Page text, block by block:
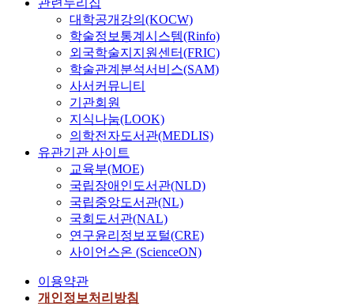
관련누리집
대학공개강의(KOCW)
학술정보통계시스템(Rinfo)
외국학술지지원센터(FRIC)
학술관계분석서비스(SAM)
사서커뮤니티
기관회원
지식나눔(LOOK)
의학전자도서관(MEDLIS)
유관기관 사이트
교육부(MOE)
국립장애인도서관(NLD)
국립중앙도서관(NL)
국회도서관(NAL)
연구윤리정보포털(CRE)
사이언스온 (ScienceON)
이용약관
개인정보처리방침